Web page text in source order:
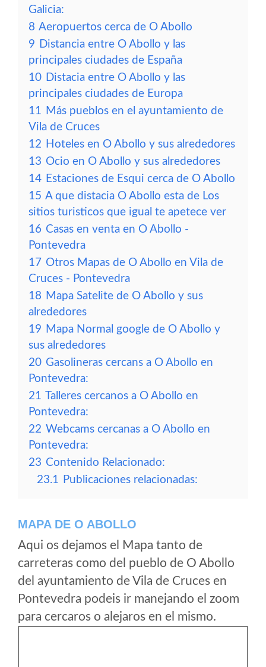
Galicia:
8 Aeropuertos cerca de O Abollo
9 Distancia entre O Abollo y las
principales ciudades de España
10 Distacia entre O Abollo y las
principales ciudades de Europa
11 Más pueblos en el ayuntamiento de
Vila de Cruces
12 Hoteles en O Abollo y sus alrededores
13 Ocio en O Abollo y sus alrededores
14 Estaciones de Esqui cerca de O Abollo
15 A que distacia O Abollo esta de Los
sitios turisticos que igual te apetece ver
16 Casas en venta en O Abollo -
Pontevedra
17 Otros Mapas de O Abollo en Vila de
Cruces - Pontevedra
18 Mapa Satelite de O Abollo y sus
alrededores
19 Mapa Normal google de O Abollo y
sus alrededores
20 Gasolineras cercans a O Abollo en
Pontevedra:
21 Talleres cercanos a O Abollo en
Pontevedra:
22 Webcams cercanas a O Abollo en
Pontevedra:
23 Contenido Relacionado:
23.1 Publicaciones relacionadas:
MAPA DE O ABOLLO
Aqui os dejamos el Mapa tanto de
carreteras como del pueblo de O Abollo
del ayuntamiento de Vila de Cruces en
Pontevedra podeis ir manejando el zoom
para cercaros o alejaros en el mismo.